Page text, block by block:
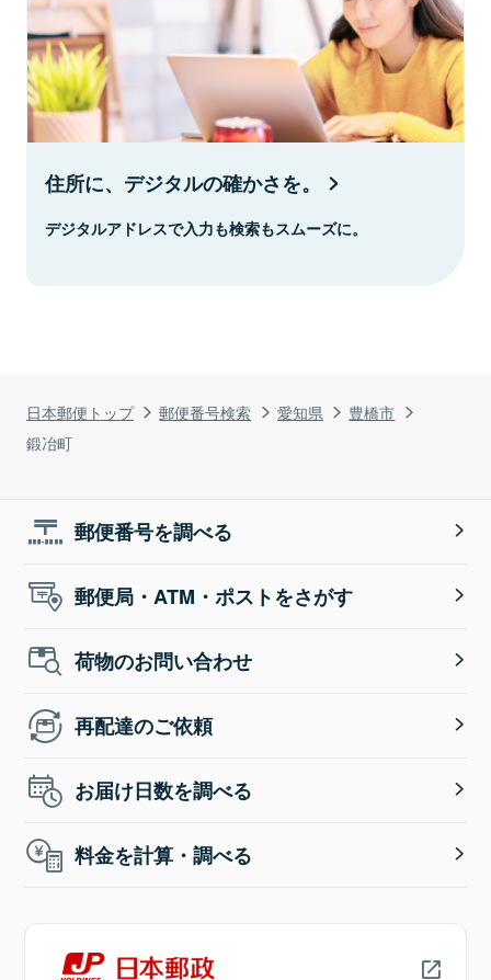
日本郵便トップ 郵便番号検索 愛知県
豊橋市
鍛冶町
住所に、デジタルの確かさを。
デジタルアドレスで入力も検索もスムーズに。
郵便番号を調べる
郵便局・ATM・ポストをさがす
荷物のお問い合わせ
再配達のご依頼
お届け日数を調べる
料金を計算・調べる